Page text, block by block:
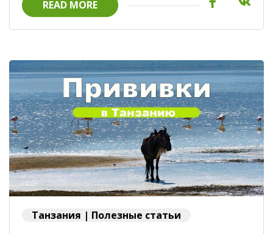
READ MORE
Танзания | Полезные статьи